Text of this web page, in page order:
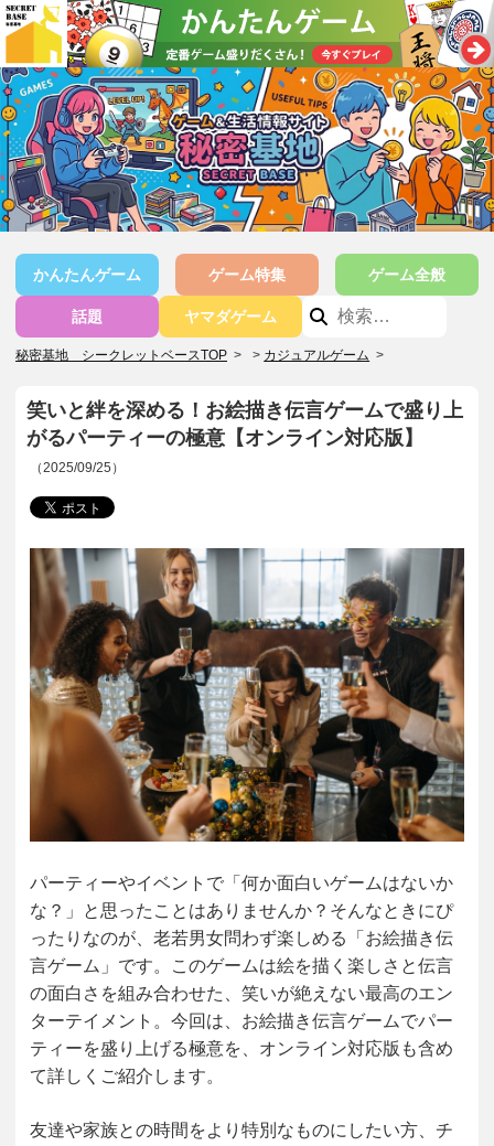
かんたんゲーム ゲーム特集 ゲーム全般
話題 ヤマダゲーム
秘密基地 シークレットベースTOP > カジュアルゲーム >
笑いと絆を深める！お絵描き伝言ゲームで盛り上
がるパーティーの極意【オンライン対応版】
（2025/09/25）
パーティーやイベントで「何か面白いゲームはないか
な？」と思ったことはありませんか？そんなときにぴ
ったりなのが、老若男女問わず楽しめる「お絵描き伝
言ゲーム」です。このゲームは絵を描く楽しさと伝言
の面白さを組み合わせた、笑いが絶えない最高のエン
ターテイメント。今回は、お絵描き伝言ゲームでパー
ティーを盛り上げる極意を、オンライン対応版も含め
て詳しくご紹介します。
友達や家族との時間をより特別なものにしたい方、チ